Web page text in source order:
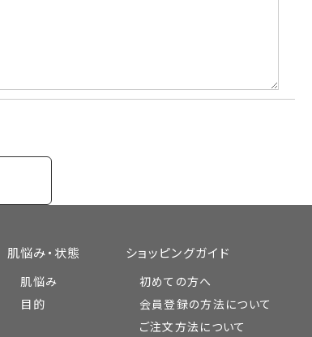
肌悩み・状態
肌悩み
目的
ショッピングガイド
初めての方へ
会員登録の方法について
ご注文方法について